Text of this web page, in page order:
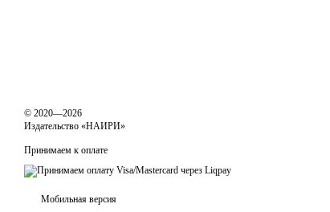
© 2020—2026
Издательство «НАИРИ»
Принимаем к оплате
Мобильная версия